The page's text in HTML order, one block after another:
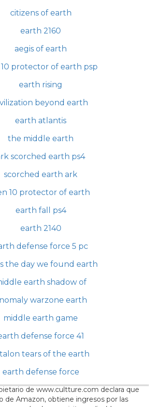
citizens of earth
earth 2160
aegis of earth
protector of earth psp
earth rising
beyond earth
earth atlantis
the middle earth
scorched earth ps4
scorched earth ark
10 protector of earth
earth fall ps4
earth 2140
defense force 5 pc
the day we found earth
earth shadow of
warzone earth
middle earth game
defense force 41
tears of the earth
earth defense force
de www.cultture.com declara que
de Amazon, obtiene ingresos por las